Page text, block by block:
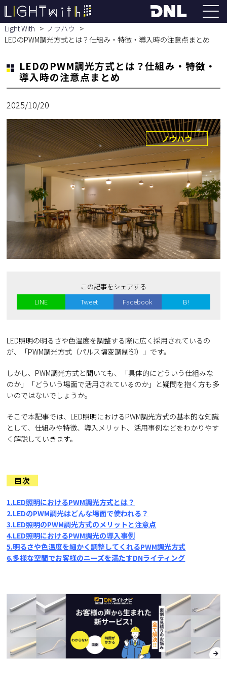
Light With
ノウハウ
LEDのPWM調光方式とは？仕組み・特徴・導入時の注意点まとめ
LEDのPWM調光方式とは？仕組み・特徴・
導入時の注意点まとめ
2025/10/20
ノウハウ
この記事をシェアする
LINE
Tweet Facebook B!
LED照明の明るさや色温度を調整する際に広く採用されているの
が、「PWM調光方式（パルス幅変調制御）」です。
しかし、PWM調光方式と聞いても、「具体的にどういう仕組みな
のか」「どういう場面で活用されているのか」と疑問を抱く方も多
いのではないでしょうか。
そこで本記事では、LED照明におけるPWM調光方式の基本的な知識
として、仕組みや特徴、導入メリット、活用事例などをわかりやす
く解説していきます。
目次
1.LED照明におけるPWM調光方式とは？
2.LEDのPWM調光はどんな場面で使われる？
3.LED照明のPWM調光方式のメリットと注意点
4.LED照明におけるPWM調光の導入事例
5.明るさや色温度を細かく調整してくれるPWM調光方式
6.多様な空間でお客様のニーズを満たすDNライティング